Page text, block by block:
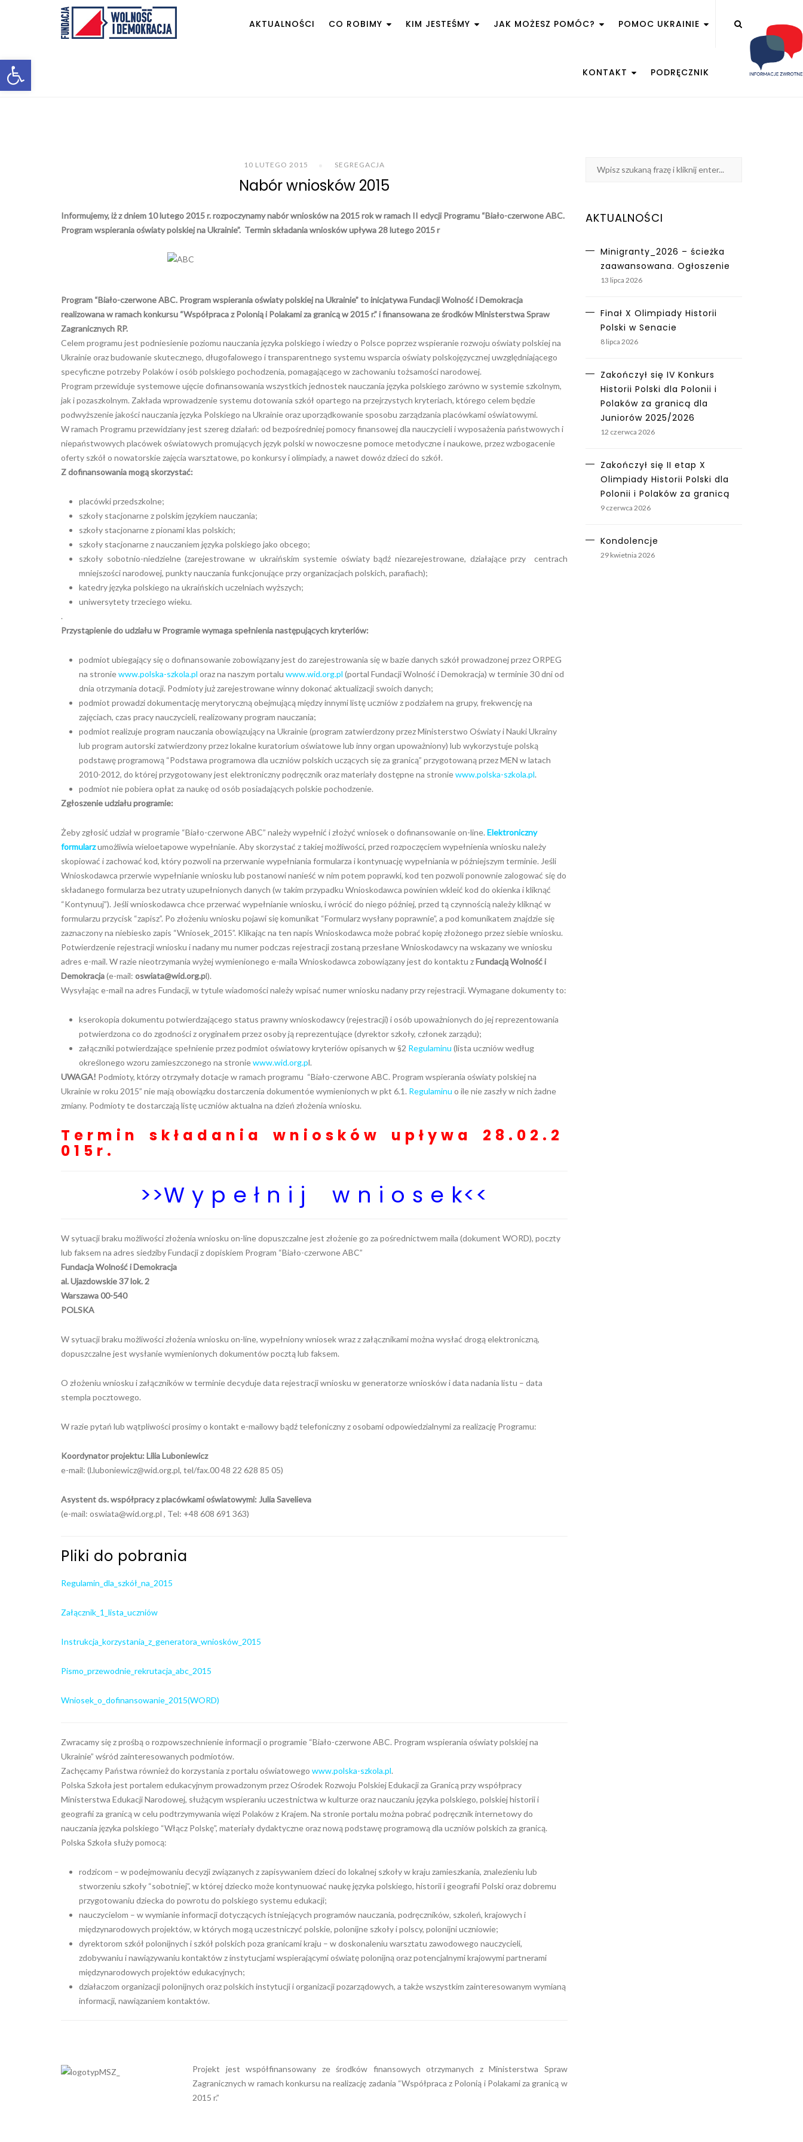
Otwórz pasek narzędzi
AKTUALNOŚCI CO ROBIMY KIM JESTEŚMY JAK MOŻESZ POMÓC? POMOC UKRAINIE
KONTAKT PODRĘCZNIK
10 LUTEGO 2015 SEGREGACJA
Nabór wniosków 2015
Informujemy, iż z dniem 10 lutego 2015 r. rozpoczynamy nabór wniosków na 2015 rok w ramach II edycji Programu “Biało-czerwone ABC.
Program wspierania oświaty polskiej na Ukrainie”. Termin składania wniosków upływa 28 lutego 2015 r
Program “Biało-czerwone ABC. Program wspierania oświaty polskiej na Ukrainie” to inicjatywa Fundacji Wolność i Demokracja
realizowana w ramach konkursu “Współpraca z Polonią i Polakami za granicą w 2015 r.” i finansowana ze środków Ministerstwa Spraw
Zagranicznych RP.
Celem programu jest podniesienie poziomu nauczania języka polskiego i wiedzy o Polsce poprzez wspieranie rozwoju oświaty polskiej na
Ukrainie oraz budowanie skutecznego, długofalowego i transparentnego systemu wsparcia oświaty polskojęzycznej uwzględniającego
specyficzne potrzeby Polaków i osób polskiego pochodzenia, pomagającego w zachowaniu tożsamości narodowej.
Program przewiduje systemowe ujęcie dofinansowania wszystkich jednostek nauczania języka polskiego zarówno w systemie szkolnym,
jak i pozaszkolnym. Zakłada wprowadzenie systemu dotowania szkół opartego na przejrzystych kryteriach, którego celem będzie
podwyższenie jakości nauczania języka Polskiego na Ukrainie oraz uporządkowanie sposobu zarządzania placówkami oświatowymi.
W ramach Programu przewidziany jest szereg działań: od bezpośredniej pomocy finansowej dla nauczycieli i wyposażenia państwowych i
niepaństwowych placówek oświatowych promujących język polski w nowoczesne pomoce metodyczne i naukowe, przez wzbogacenie
oferty szkół o nowatorskie zajęcia warsztatowe, po konkursy i olimpiady, a nawet dowóz dzieci do szkół.
Z dofinansowania mogą skorzystać:
placówki przedszkolne;
szkoły stacjonarne z polskim językiem nauczania;
szkoły stacjonarne z pionami klas polskich;
szkoły stacjonarne z nauczaniem języka polskiego jako obcego;
szkoły sobotnio-niedzielne (zarejestrowane w ukraińskim systemie oświaty bądź niezarejestrowane, działające przy centrach
mniejszości narodowej, punkty nauczania funkcjonujące przy organizacjach polskich, parafiach);
katedry języka polskiego na ukraińskich uczelniach wyższych;
uniwersytety trzeciego wieku.
.
Przystąpienie do udziału w Programie wymaga spełnienia następujących kryteriów:
podmiot ubiegający się o dofinansowanie zobowiązany jest do zarejestrowania się w bazie danych szkół prowadzonej przez ORPEG
na stroniewww.polska-szkola.pl oraz na naszym portalu www.wid.org.pl (portal Fundacji Wolność i Demokracja) w terminie 30 dni od
dnia otrzymania dotacji. Podmioty już zarejestrowane winny dokonać aktualizacji swoich danych;
podmiot prowadzi dokumentację merytoryczną obejmującą między innymi listę uczniów z podziałem na grupy, frekwencję na
zajęciach, czas pracy nauczycieli, realizowany program nauczania;
podmiot realizuje program nauczania obowiązujący na Ukrainie (program zatwierdzony przez Ministerstwo Oświaty i Nauki Ukrainy
lub program autorski zatwierdzony przez lokalne kuratorium oświatowe lub inny organ upoważniony) lub wykorzystuje polską
podstawę programową “Podstawa programowa dla uczniów polskich uczących się za granicą” przygotowaną przez MEN w latach
2010-2012, do której przygotowany jest elektroniczny podręcznik oraz materiały dostępne na stroniewww.polska-szkola.pl.
podmiot nie pobiera opłat za naukę od osób posiadających polskie pochodzenie.
Zgłoszenie udziału programie:
Żeby zgłosić udział w programie “Biało-czerwone ABC” należy wypełnić i złożyć wniosek o dofinansowanie on-line. Elektroniczny
formularzumożliwia wieloetapowe wypełnianie. Aby skorzystać z takiej możliwości, przed rozpoczęciem wypełnienia wniosku należy
skopiować i zachować kod, który pozwoli na przerwanie wypełniania formularza i kontynuację wypełniania w późniejszym terminie. Jeśli
Wnioskodawca przerwie wypełnianie wniosku lub postanowi nanieść w nim potem poprawki, kod ten pozwoli ponownie zalogować się do
składanego formularza bez utraty uzupełnionych danych (w takim przypadku Wnioskodawca powinien wkleić kod do okienka i kliknąć
“Kontynuuj”). Jeśli wnioskodawca chce przerwać wypełnianie wniosku, i wrócić do niego później, przed tą czynnością należy kliknąć w
formularzu przycisk “zapisz”. Po złożeniu wniosku pojawi się komunikat “Formularz wysłany poprawnie”, a pod komunikatem znajdzie się
zaznaczony na niebiesko zapis “Wniosek_2015”. Klikając na ten napis Wnioskodawca może pobrać kopię złożonego przez siebie wniosku.
Potwierdzenie rejestracji wniosku i nadany mu numer podczas rejestracji zostaną przesłane Wnioskodawcy na wskazany we wniosku
adres e-mail. W razie nieotrzymania wyżej wymienionego e-maila Wnioskodawca zobowiązany jest do kontaktu zFundacją Wolność i
Demokracja(e-mail: oswiata@wid.org.pl).
Wysyłając e-mail na adres Fundacji, w tytule wiadomości należy wpisać numer wniosku nadany przy rejestracji. Wymagane dokumenty to:
kserokopia dokumentu potwierdzającego status prawny wnioskodawcy (rejestracji) i osób upoważnionych do jej reprezentowania
potwierdzona co do zgodności z oryginałem przez osoby ją reprezentujące (dyrektor szkoły, członek zarządu);
załączniki potwierdzające spełnienie przez podmiot oświatowy kryteriów opisanych w §2 Regulaminu (lista uczniów według
określonego wzoru zamieszczonego na stroniewww.wid.org.pl.
UWAGA! Podmioty, którzy otrzymały dotacje w ramach programu “Biało-czerwone ABC. Program wspierania oświaty polskiej na
Ukrainie w roku 2015” nie mają obowiązku dostarczenia dokumentóe wymienionych w pkt 6.1. Regulaminu o ile nie zaszły w nich żadne
zmiany. Podmioty te dostarczają listę uczniów aktualna na dzień złożenia wniosku.
T e r m i n s k ł a d a n i a w n i o s k ó w u p ł y w a 2 8 . 0 2 . 2
0 1 5 r .
>>W y p e ł n i j w n i o s e k<<
W sytuacji braku możliwości złożenia wniosku on-line dopuszczalne jest złożenie go za pośrednictwem maila (dokument WORD), poczty
lub faksem na adres siedziby Fundacji z dopiskiem Program “Biało-czerwone ABC”
Fundacja Wolność i Demokracja
al. Ujazdowskie 37 lok. 2
Warszawa 00-540
POLSKA
W sytuacji braku możliwości złożenia wniosku on-line, wypełniony wniosek wraz z załącznikami można wysłać drogą elektroniczną,
dopuszczalne jest wysłanie wymienionych dokumentów pocztą lub faksem.
O złożeniu wniosku i załączników w terminie decyduje data rejestracji wniosku w generatorze wniosków i data nadania listu – data
stempla pocztowego.
W razie pytań lub wątpliwości prosimy o kontakt e-mailowy bądź telefoniczny z osobami odpowiedzialnymi za realizację Programu:
Koordynator projektu: Lilia Luboniewicz
e-mail: (l.luboniewicz@wid.org.pl, tel/fax.00 48 22 628 85 05)
Asystent ds. współpracy z placówkami oświatowymi: Julia Savelieva
(e-mail: oswiata@wid.org.pl , Tel: +48 608 691 363)
Pliki do pobrania
Regulamin_dla_szkół_na_2015
Załącznik_1_lista_uczniów
Instrukcja_korzystania_z_generatora_wniosków_2015
Pismo_przewodnie_rekrutacja_abc_2015
Wniosek_o_dofinansowanie_2015(WORD)
Zwracamy się z prośbą o rozpowszechnienie informacji o programie “Biało-czerwone ABC. Program wspierania oświaty polskiej na
Ukrainie” wśród zainteresowanych podmiotów.
Zachęcamy Państwa również do korzystania z portalu oświatowego www.polska-szkola.pl.
Polska Szkoła jest portalem edukacyjnym prowadzonym przez Ośrodek Rozwoju Polskiej Edukacji za Granicą przy współpracy
Ministerstwa Edukacji Narodowej, służącym wspieraniu uczestnictwa w kulturze oraz nauczaniu języka polskiego, polskiej historii i
geografii za granicą w celu podtrzymywania więzi Polaków z Krajem. Na stronie portalu można pobrać podręcznik internetowy do
nauczania języka polskiego “Włącz Polskę”, materiały dydaktyczne oraz nową podstawę programową dla uczniów polskich za granicą.
Polska Szkoła służy pomocą:
rodzicom – w podejmowaniu decyzji związanych z zapisywaniem dzieci do lokalnej szkoły w kraju zamieszkania, znalezieniu lub
stworzeniu szkoły “sobotniej”, w której dziecko może kontynuować naukę języka polskiego, historii i geografii Polski oraz dobremu
przygotowaniu dziecka do powrotu do polskiego systemu edukacji;
nauczycielom – w wymianie informacji dotyczących istniejących programów nauczania, podręczników, szkoleń, krajowych i
międzynarodowych projektów, w których mogą uczestniczyć polskie, polonijne szkoły i polscy, polonijni uczniowie;
dyrektorom szkół polonijnych i szkół polskich poza granicami kraju – w doskonaleniu warsztatu zawodowego nauczycieli,
zdobywaniu i nawiązywaniu kontaktów z instytucjami wspierającymi oświatę polonijną oraz potencjalnymi krajowymi partnerami
międzynarodowych projektów edukacyjnych;
działaczom organizacji polonijnych oraz polskich instytucji i organizacji pozarządowych, a także wszystkim zainteresowanym wymianą
informacji, nawiązaniem kontaktów.
Projekt jest współfinansowany ze środków finansowych otrzymanych z Ministerstwa Spraw
Zagranicznych w ramach konkursu na realizację zadania “Współpraca z Polonią i Polakami za granicą w
2015 r.”
AKTUALNOŚCI
Minigranty_2026 – ścieżka
zaawansowana. Ogłoszenie
13 lipca 2026
Finał X Olimpiady Historii
Polski w Senacie
8 lipca 2026
Zakończył się IV Konkurs
Historii Polski dla Polonii i
Polaków za granicą dla
Juniorów 2025/2026
12 czerwca 2026
Zakończył się II etap X
Olimpiady Historii Polski dla
Polonii i Polaków za granicą
9 czerwca 2026
Kondolencje
29 kwietnia 2026